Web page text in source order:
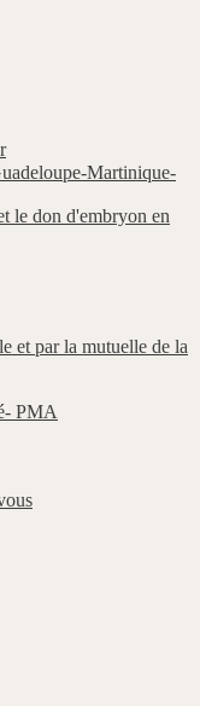
Martinique-
le don d'embryon en
et par la mutuelle de la
PMA